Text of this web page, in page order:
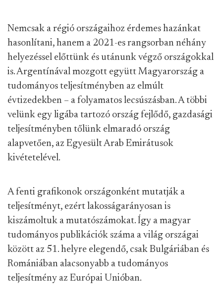
Nemcsak a régió országaihoz érdemes hazánkat
hasonlítani, hanem a 2021-es rangsorban néhány
helyezéssel előttünk és utánunk végző országokkal
is. Argentínával mozgott együtt Magyarország a
tudományos teljesítményben az elmúlt
évtizedekben – a folyamatos lecsúszásban. A többi
velünk egy ligába tartozó ország fejlődő, gazdasági
teljesítményben tőlünk elmaradó ország
alapvetően, az Egyesült Arab Emirátusok
kivétetelével.
A fenti grafikonok országonként mutatják a
teljesítményt, ezért lakosságarányosan is
kiszámoltuk a mutatószámokat. Így a magyar
tudományos publikációk száma a világ országai
között az 51. helyre elegendő, csak Bulgáriában és
Romániában alacsonyabb a tudományos
teljesítmény az Európai Unióban.